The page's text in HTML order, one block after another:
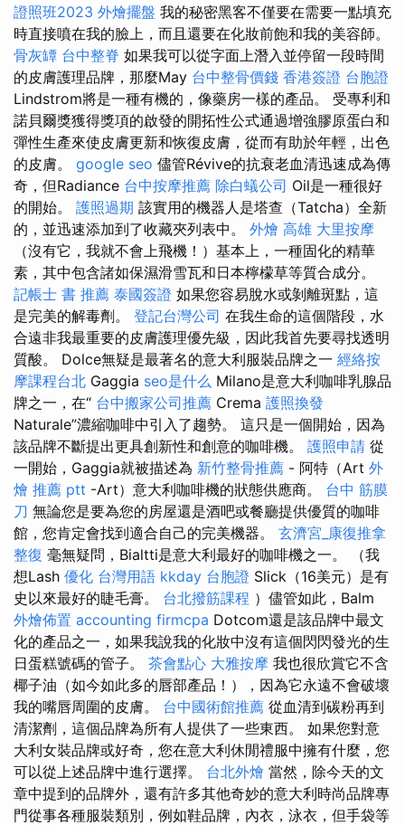
證照班2023 外燴擺盤 我的秘密黑客不僅要在需要一點填充
時直接噴在我的臉上，而且還要在化妝前飽和我的美容師。
骨灰罈 台中整脊 如果我可以從字面上潛入並停留一段時間
的皮膚護理品牌，那麼May 台中整骨價錢 香港簽證 台胞證
Lindstrom將是一種有機的，像藥房一樣的產品。 受專利和
諾貝爾獎獲得獎項的啟發的開拓性公式通過增強膠原蛋白和
彈性生產來使皮膚更新和恢復皮膚，從而有助於年輕，出色
的皮膚。 google seo 儘管Révive的抗衰老血清迅速成為傳
奇，但Radiance 台中按摩推薦 除白蟻公司 Oil是一種很好
的開始。 護照過期 該實用的機器人是塔查（Tatcha）全新
的，並迅速添加到了收藏夾列表中。 外燴 高雄 大里按摩
（沒有它，我就不會上飛機！）基本上，一種固化的精華
素，其中包含諸如保濕滑雪瓦和日本檸檬草等質合成分。
記帳士 書 推薦 泰國簽證 如果您容易脫水或剝離斑點，這
是完美的解毒劑。 登記台灣公司 在我生命的這個階段，水
合遠非我最重要的皮膚護理優先級，因此我首先要尋找透明
質酸。 Dolce無疑是最著名的意大利服裝品牌之一 經絡按
摩課程台北 Gaggia seo是什么 Milano是意大利咖啡乳腺品
牌之一，在“ 台中搬家公司推薦 Crema 護照換發
Naturale”濃縮咖啡中引入了趨勢。 這只是一個開始，因為
該品牌不斷提出更具創新性和創意的咖啡機。 護照申請 從
一開始，Gaggia就被描述為 新竹整骨推薦 - 阿特（Art 外
燴 推薦 ptt -Art）意大利咖啡機的狀態供應商。 台中 筋膜
刀 無論您是要為您的房屋還是酒吧或餐廳提供優質的咖啡
館，您肯定會找到適合自己的完美機器。 玄濟宮_康復推拿
整復 毫無疑問，Bialtti是意大利最好的咖啡機之一。 （我
想Lash 優化 台灣用語 kkday 台胞證 Slick（16美元）是有
史以來最好的睫毛膏。 台北撥筋課程 ）儘管如此，Balm
外燴佈置 accounting firmcpa Dotcom還是該品牌中最文
化的產品之一，如果我說我的化妝中沒有這個閃閃發光的生
日蛋糕號碼的管子。 茶會點心 大雅按摩 我也很欣賞它不含
椰子油（如今如此多的唇部產品！），因為它永遠不會破壞
我的嘴唇周圍的皮膚。 台中國術館推薦 從血清到碳粉再到
清潔劑，這個品牌為所有人提供了一些東西。 如果您對意
大利女裝品牌或好奇，您在意大利休閒禮服中擁有什麼，您
可以從上述品牌中進行選擇。 台北外燴 當然，除今天的文
章中提到的品牌外，還有許多其他奇妙的意大利時尚品牌專
門從事各種服裝類別，例如鞋品牌，內衣，泳衣，但手袋等